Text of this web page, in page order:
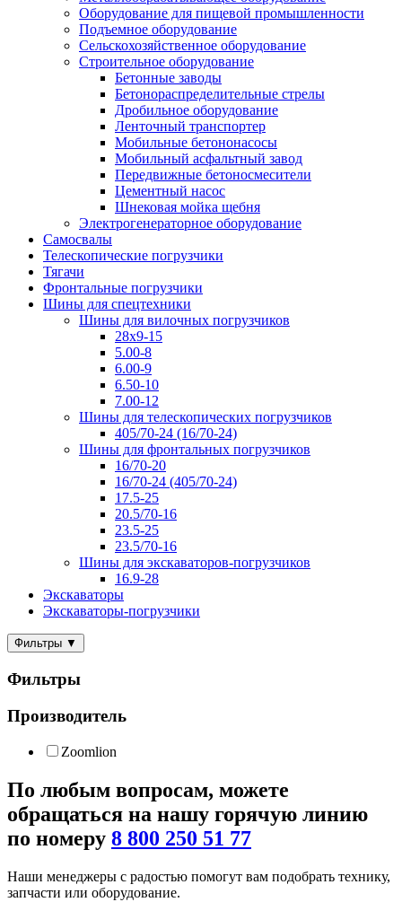
Оборудование для пищевой промышленности
Подъемное оборудование
Сельскохозяйственное оборудование
Строительное оборудование
Бетонные заводы
Бетонораспределительные стрелы
Дробильное оборудование
Ленточный транспортер
Мобильные бетононасосы
Мобильный асфальтный завод
Передвижные бетоносмесители
Цементный насос
Шнековая мойка щебня
Электрогенераторное оборудование
Самосвалы
Телескопические погрузчики
Тягачи
Фронтальные погрузчики
Шины для спецтехники
Шины для вилочных погрузчиков
28x9-15
5.00-8
6.00-9
6.50-10
7.00-12
Шины для телескопических погрузчиков
405/70-24 (16/70-24)
Шины для фронтальных погрузчиков
16/70-20
16/70-24 (405/70-24)
17.5-25
20.5/70-16
23.5-25
23.5/70-16
Шины для экскаваторов-погрузчиков
16.9-28
Экскаваторы
Экскаваторы-погрузчики
Фильтры ▼
Фильтры
Производитель
Zoomlion
По любым вопросам, можете
обращаться на нашу горячую линию
по номеру 8 800 250 51 77
Наши менеджеры с радостью помогут вам подобрать технику,
запчасти или оборудование.